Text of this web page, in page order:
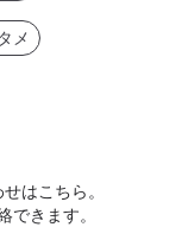
メ
はこちら。
できます。